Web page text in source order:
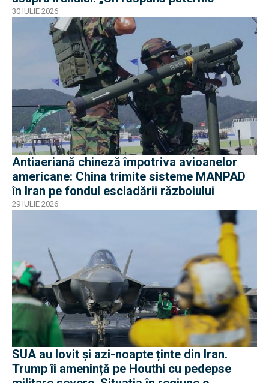
30 IULIE 2026
Antiaeriană chineză împotriva avioanelor
americane: China trimite sisteme MANPAD
în Iran pe fondul escladării războiului
29 IULIE 2026
SUA au lovit și azi-noapte ținte din Iran.
Trump îi amenință pe Houthi cu pedepse